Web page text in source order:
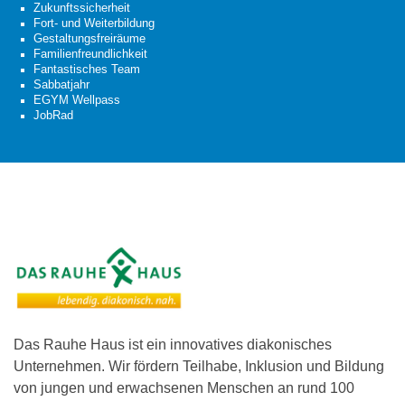
Zukunftssicherheit
Fort- und Weiterbildung
Gestaltungsfreiräume
Familienfreundlichkeit
Fantastisches Team
Sabbatjahr
EGYM Wellpass
JobRad
Das Rauhe Haus ist ein innovatives diakonisches
Unternehmen. Wir fördern Teilhabe, Inklusion und Bildung
von jungen und erwachsenen Menschen an rund 100